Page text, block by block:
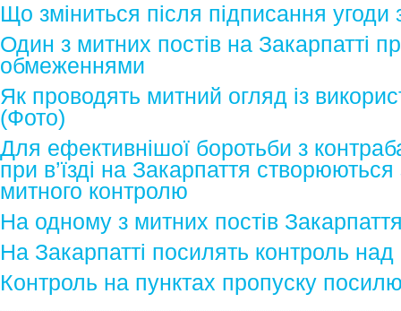
Що зміниться після підписання угоди
Один з митних постів на Закарпатті
обмеженнями
Як проводять митний огляд із
(Фото)
Для ефективнішої боротьби з
при в’їзді на Закарпаття
митного контролю
На одному з митних постів
На Закарпатті посилять контроль над
Контроль на пунктах пропуску